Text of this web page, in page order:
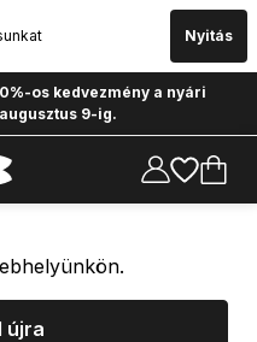
Nyitás
os kedvezmény a nyári
9-ig.
újra